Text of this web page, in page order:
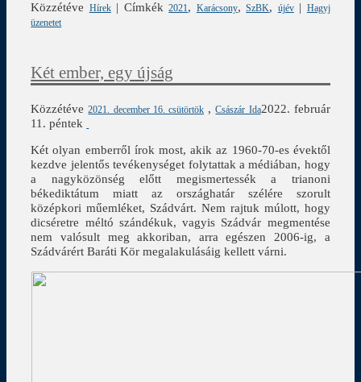
Közzétéve Hírek| Címkék 2021, Karácsony,SzBK, újév|
Hagyj
üzenetet
Két ember, egy újság
Közzétéve2021. december 16. csütörtök ,Császár Ida2022. február
11. péntek
Két olyan emberről írok most, akik az 1960-70-es évektől
kezdve jelentős tevékenységet folytattak a médiában, hogy
a nagyközönség előtt megismertessék a trianoni
békediktátum miatt az országhatár szélére szorult
középkori műemléket, Szádvárt. Nem rajtuk múlott, hogy
dicséretre méltó szándékuk, vagyis Szádvár megmentése
nem valósult meg akkoriban, arra egészen 2006-ig, a
Szádvárért Baráti Kör megalakulásáig kellett várni.